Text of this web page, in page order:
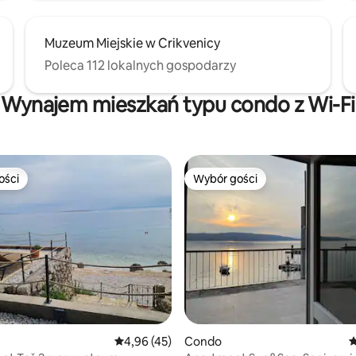
Muzeum Miejskie w Crikvenicy
Poleca 112 lokalnych gospodarzy
Wynajem mieszkań typu condo z Wi-Fi
liczba recenzji: 42
Średnia ocena: 4,96 na 5, liczba recenzji: 45
4,96 (45)
Wybór gości
Wybór gości
Condo